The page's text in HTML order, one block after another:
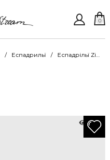
0
Еспадрильї Еспадрільї Zilli ZilO MDV-JT153-D0693/001X D4390
2529